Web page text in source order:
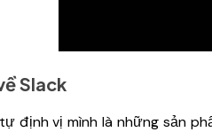
Slack
định vị mình là những sản